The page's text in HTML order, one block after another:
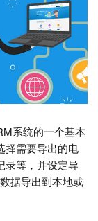
系统的一个基本
择需要导出的电
录等，并设定导
据导出到本地或